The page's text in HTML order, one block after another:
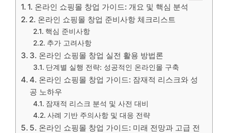
1. 온라인 쇼핑몰 창업 가이드: 개요 및 핵심 분석
2. 온라인 쇼핑몰 창업 준비사항 체크리스트
핵심 준비사항
추가 고려사항
3. 온라인 쇼핑몰 창업 실전 활용 방법론
단계별 실행 전략: 성공적인 온라인몰 구축
4. 온라인 쇼핑몰 창업 가이드: 잠재적 리스크와 성
공 노하우
잠재적 리스크 분석 및 사전 대비
사례 기반 주의사항 및 대응 전략
5. 온라인 쇼핑몰 창업 가이드: 미래 전망과 고급 전